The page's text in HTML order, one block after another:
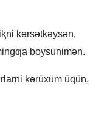
boysunimǝn.
kɵrüxüm üqün,